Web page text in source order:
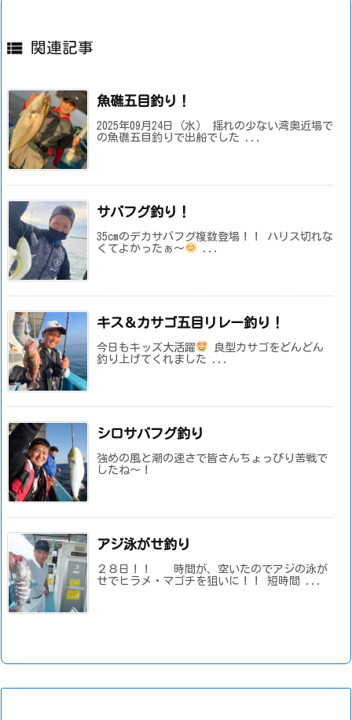
 関連記事
魚礁五目釣り！
2025年09月24日（水） 揺れの少ない湾奥近場で
の魚礁五目釣りで出船でした ...
サバフグ釣り！
35cmのデカサバフグ複数登場！！ ハリス切れな
くてよかったぁ～
...
キス＆カサゴ五目リレー釣り！
今日もキッズ大活躍
良型カサゴをどんどん
釣り上げてくれました ...
シロサバフグ釣り
強めの風と潮の速さで皆さんちょっぴり苦戦で
したね～！
アジ泳がせ釣り
２８日！！ 時間が、空いたのでアジの泳が
せでヒラメ・マゴチを狙いに！！ 短時間 ...